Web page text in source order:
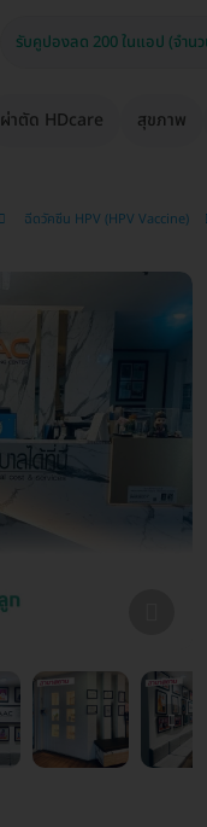
ผ่าตัด HDcare สุขภาพ
ฉีดวัคซีน HPV (HPV Vaccine)